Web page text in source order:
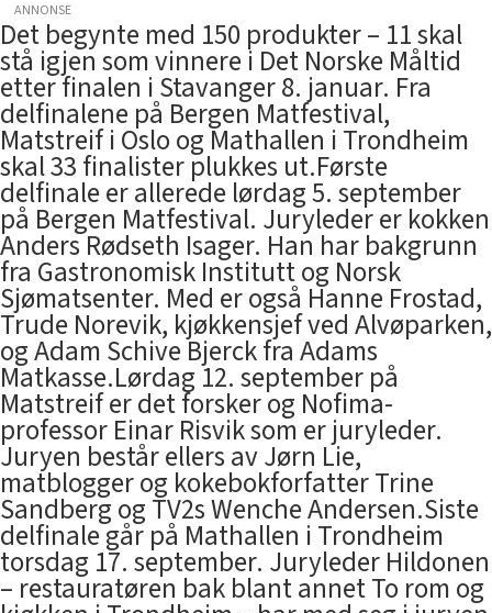
ANNONSE
Det begynte med 150 produkter – 11 skal
stå igjen som vinnere i Det Norske Måltid
etter finalen i Stavanger 8. januar. Fra
delfinalene på Bergen Matfestival,
Matstreif i Oslo og Mathallen i Trondheim
skal 33 finalister plukkes ut.Første
delfinale er allerede lørdag 5. september
på Bergen Matfestival. Juryleder er kokken
Anders Rødseth Isager. Han har bakgrunn
fra Gastronomisk Institutt og Norsk
Sjømatsenter. Med er også Hanne Frostad,
Trude Norevik, kjøkkensjef ved Alvøparken,
og Adam Schive Bjerck fra Adams
Matkasse.Lørdag 12. september på
Matstreif er det forsker og Nofima-
professor Einar Risvik som er juryleder.
Juryen består ellers av Jørn Lie,
matblogger og kokebokforfatter Trine
Sandberg og TV2s Wenche Andersen.Siste
delfinale går på Mathallen i Trondheim
torsdag 17. september. Juryleder Hildonen
– restauratøren bak blant annet To rom og